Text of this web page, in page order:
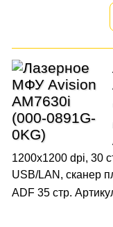
1200x1200 dpi, 30
USB/LAN, сканер
ADF 35 стр.